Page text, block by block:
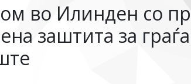
во Илинден со
заштита за